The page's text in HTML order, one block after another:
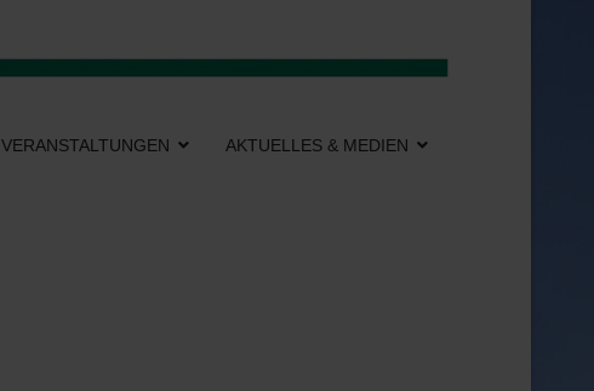
VERANSTALTUNGEN AKTUELLES & MEDIEN